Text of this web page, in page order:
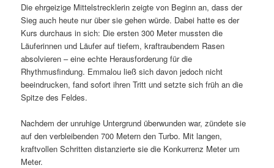
Die ehrgeizige Mittelstrecklerin zeigte von Beginn an, dass der
Sieg auch heute nur über sie gehen würde. Dabei hatte es der
Kurs durchaus in sich: Die ersten 300 Meter mussten die
Läuferinnen und Läufer auf tiefem, kraftraubendem Rasen
absolvieren – eine echte Herausforderung für die
Rhythmusfindung. Emmalou ließ sich davon jedoch nicht
beeindrucken, fand sofort ihren Tritt und setzte sich früh an die
Spitze des Feldes.
Nachdem der unruhige Untergrund überwunden war, zündete sie
auf den verbleibenden 700 Metern den Turbo. Mit langen,
kraftvollen Schritten distanzierte sie die Konkurrenz Meter um
Meter.